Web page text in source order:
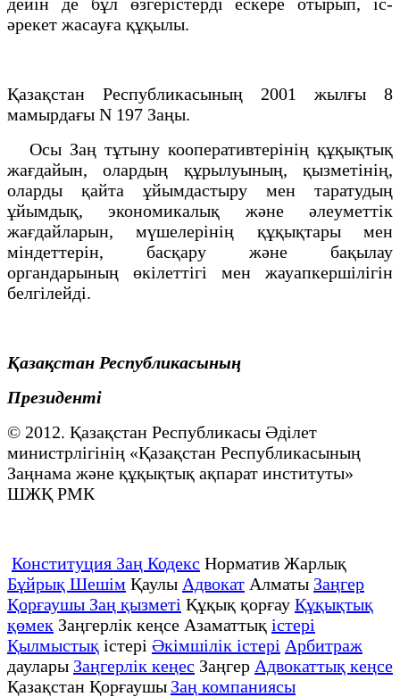
әрекет жасауға құқылы.
Қазақстан Республикасының 2001 жылғы 8
мамырдағы N 197 Заңы.
Осы Заң тұтыну кооперативтерiнiң құқықтық
жағдайын, олардың құрылуының, қызметiнің,
оларды қайта ұйымдастыру мен таратудың
ұйымдық, экономикалық және әлеуметтiк
жағдайларын, мүшелерiнiң құқықтары мен
мiндеттерiн, басқару және бақылау
органдарының өкiлеттiгi мен жауапкершiлiгiн
белгiлейдi.
Қазақстан Республикасының
Президенті
© 2012. Қазақстан Республикасы Әділет
министрлігінің «Қазақстан Республикасының
Заңнама және құқықтық ақпарат институты»
ШЖҚ РМК
Конституция Заң Кодекс Норматив Жарлық
Бұйрық Шешім Қаулы Адвокат Алматы Заңгер
Қорғаушы Заң қызметі Құқық қорғау Құқықтық
қөмек Заңгерлік кеңсе Азаматтық істері
Қылмыстық істері Әкімшілік істері Арбитраж
даулары Заңгерлік кеңес Заңгер Адвокаттық кеңсе
Қазақстан Қорғаушы Заң компаниясы